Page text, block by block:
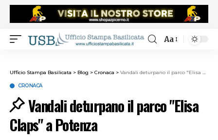
Aa
Ufficio Stampa Basilicata > Blog > Cronaca > Vandali deturpano il parco "Elisa Claps" a Potenza
CRONACA
Vandali deturpano il parco "Elisa
Claps" a Potenza